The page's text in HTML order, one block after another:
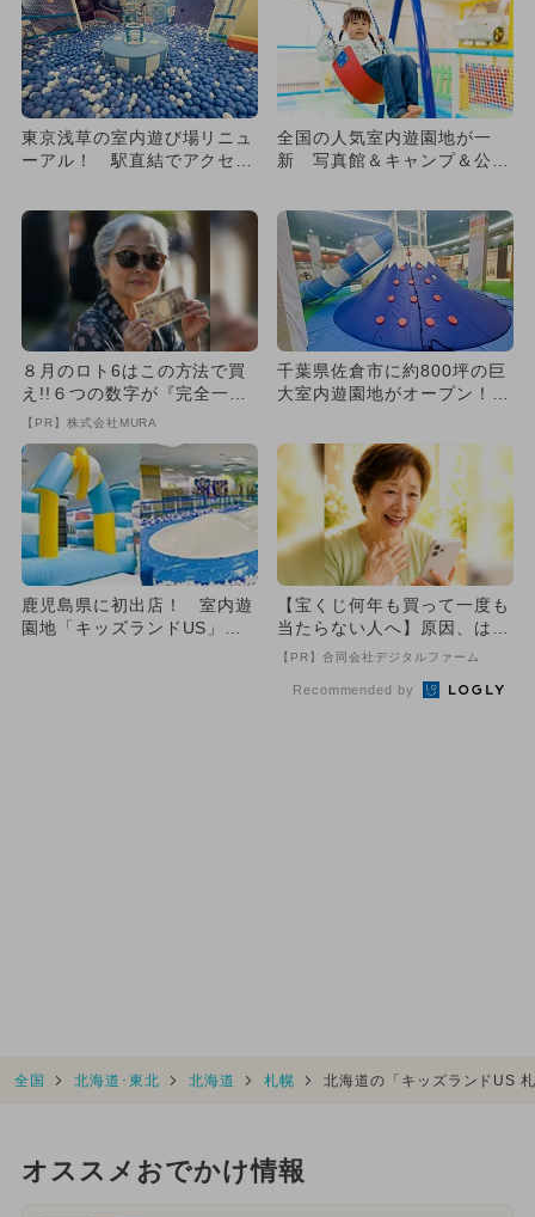
東京浅草の室内遊び場リニュ
ーアル！ 駅直結でアクセス
全国の人気室内遊園地が一
新 写真館＆キャンプ＆公園
８月のロト6はこの方法で買
え!!６つの数字が『完全一
致』する方法
【PR】株式会社MURA
千葉県佐倉市に約800坪の巨
大室内遊園地がオープン！
鹿児島県に初出店！ 室内遊
園地「キッズランドUS」
【宝くじ何年も買って一度も
当たらない人へ】原因、はっ
きりしてます
【PR】合同会社デジタルファーム
Recommended by
全国 北海道･東北 北海道 札幌 北海道の「キッズランドUS
オススメおでかけ情報